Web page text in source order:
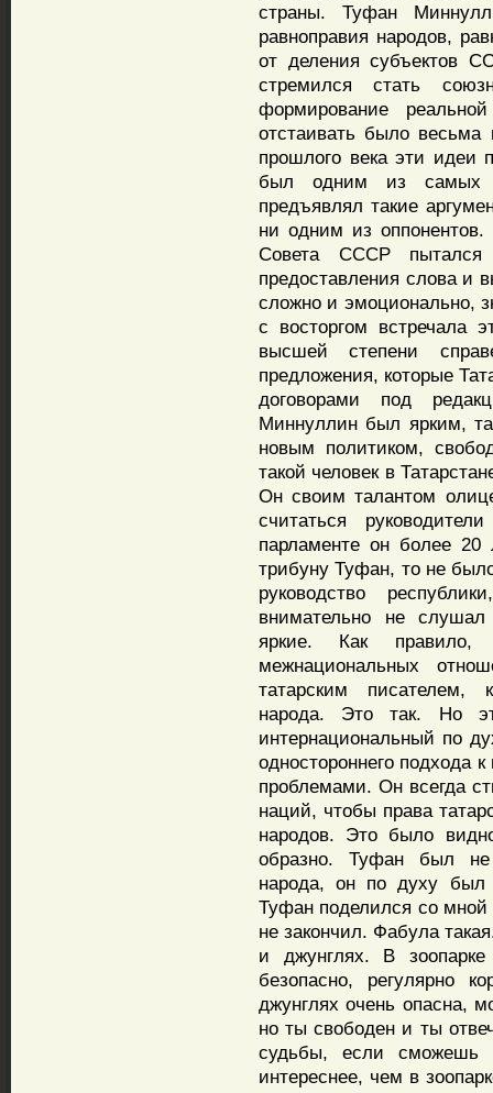
страны. Туфан
равноправия народов,
от деления субъектов
стремился стать
формирование
отстаивать было весьма
прошлого века эти идеи
был одним из самых
предъявлял такие
ни одним из оппонентов.
Совета СССР пытался
предоставления слова и
сложно и эмоционально,
с восторгом встречала
высшей степени
предложения, которые
договорами под
Миннуллин был ярким,
новым политиком,
такой человек в
Он своим талантом
считаться
парламенте он более
трибуну Туфан, то не
руководство
внимательно не
яркие. Как
межнациональных
татарским писателем,
народа. Это так. Но
интернациональный по
одностороннего подхода
проблемами. Он всегда
наций, чтобы права
народов. Это было
образно. Туфан был не
народа, он по духу был
Туфан поделился со
не закончил. Фабула
и джунглях. В
безопасно, регулярно
джунглях очень опасна,
но ты свободен и ты
судьбы, если сможешь
интереснее, чем в